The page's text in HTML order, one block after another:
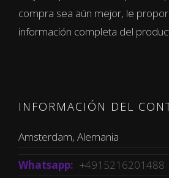
compra sea aún mejor, le
información completa del
INFORMACIÓN DEL
Amsterdam, Alemania
Whatsapp: +4915216201488